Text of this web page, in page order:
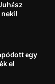
neki!
egy
el